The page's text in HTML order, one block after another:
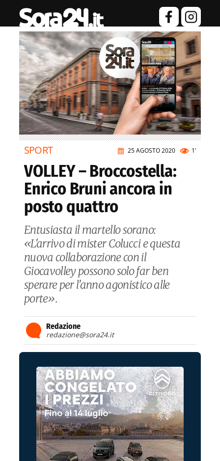
25 AGOSTO 2020 1’
SPORT
VOLLEY – Broccostella:
Enrico Bruni ancora in
posto quattro
Entusiasta il martello sorano:
«L'arrivo di mister Colucci e questa
nuova collaborazione con il
Giocavolley possono solo far ben
sperare per l'anno agonistico alle
porte».
Redazione
redazione@sora24.it